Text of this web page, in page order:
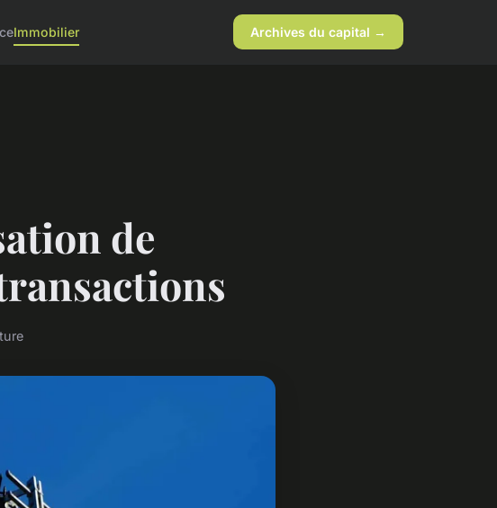
Immobilier Archives du capital →
de